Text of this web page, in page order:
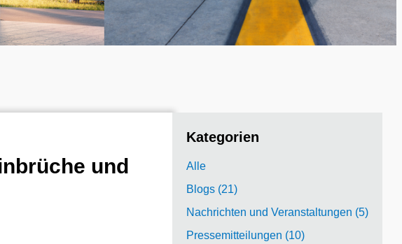
Kategorien
Alle
Blogs (21)
Nachrichten und Veranstaltungen (5)
Pressemitteilungen (10)
und